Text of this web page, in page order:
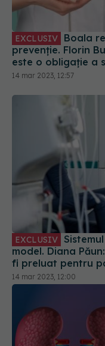
EXCLUSIV
prevenție. Florin
este o obligație a
14 mar 2023, 12:57
EXCLUSIV
model. Diana
fi preluat pentru
14 mar 2023, 12:00